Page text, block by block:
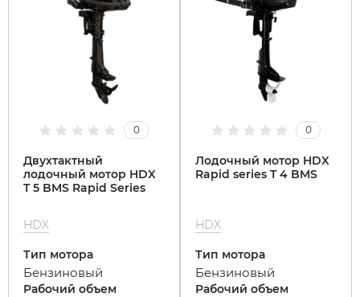
0
Двухтактный
лодочный мотор HDX
T 5 BMS Rapid Series
HDX
Тип мотора
Бензиновый
Рабочий объем
0
Лодочный мотор HDX
Rapid series T 4 BMS
HDX
Тип мотора
Бензиновый
Рабочий объем